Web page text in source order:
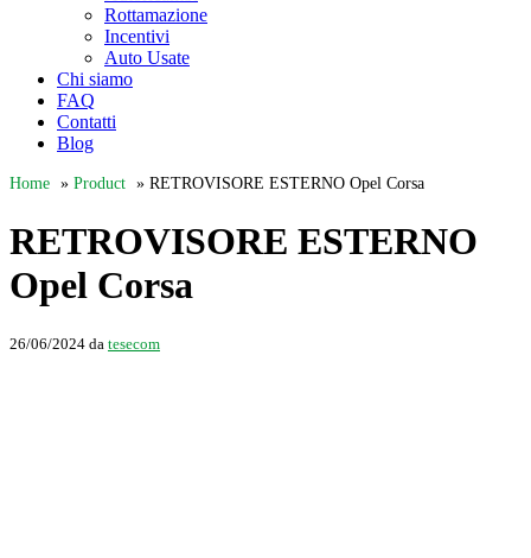
Rottamazione
Incentivi
Auto Usate
Chi siamo
FAQ
Contatti
Blog
Home » Product » RETROVISORE ESTERNO Opel Corsa
RETROVISORE ESTERNO
Opel Corsa
26/06/2024 da tesecom